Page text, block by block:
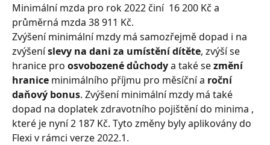
Minimální mzda pro rok 2022 činí  16 200 Kč a
průměrná mzda 38 911 Kč.
Zvýšení minimální mzdy má samozřejmě dopad i na
zvýšení slevy na dani za umístění dítěte, zvýší se
hranice pro osvobozené důchody a také se změní
hranice minimálního příjmu pro měsíční a roční
daňový bonus. Zvýšení minimální mzdy má také
dopad na doplatek zdravotního pojištění do minima ,
které je nyní 2 187 Kč. Tyto změny byly aplikovány do
Flexi v rámci verze 2022.1.